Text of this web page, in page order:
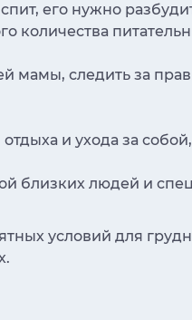
его нужно
количества
следить за
и ухода за
близких людей и
условий для